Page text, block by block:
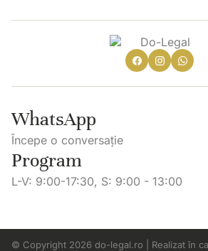
WhatsApp
Începe o conversație
Program
L-V: 9:00-17:30, S: 9:00 - 13:00
© Copyright 2026 do-legal.ro | Realizat în